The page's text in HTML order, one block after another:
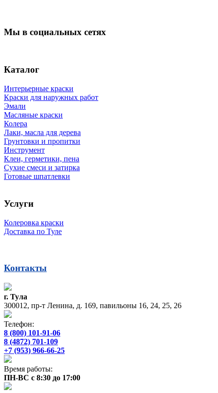
Мы в социальных сетях
Каталог
Интерьерные краски
Краски для наружных работ
Эмали
Масляные краски
Колера
Лаки, масла для дерева
Грунтовки и пропитки
Инструмент
Клеи, герметики, пена
Сухие смеси и затирка
Готовые шпатлевки
Услуги
Колеровка краски
Доставка по Туле
Контакты
г. Тула
300012, пр-т Ленина, д. 169, павильоны 16, 24, 25, 26
Телефон:
8 (800) 101-91-06
8 (4872) 701-109
+7 (953) 966-66-25
Время работы:
ПН-ВС с 8:30 до 17:00